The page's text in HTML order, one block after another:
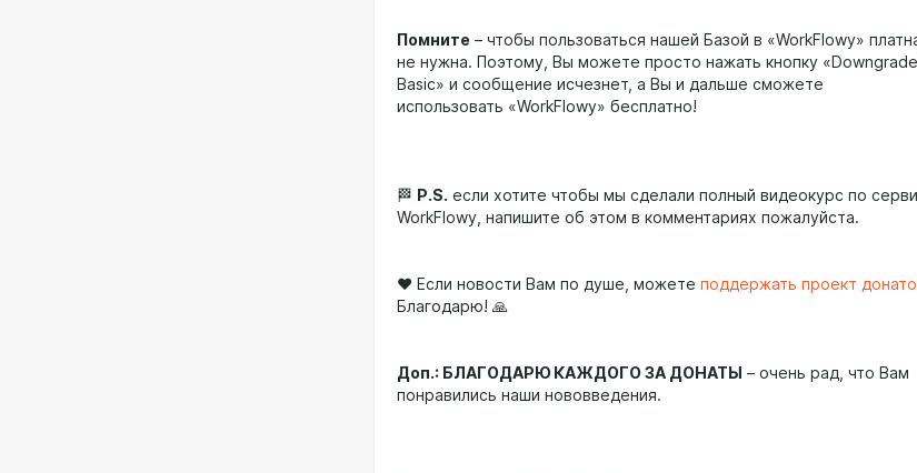
Помните – чтобы пользоваться нашей Базой в «WorkFlowy»
не нужна. Поэтому, Вы можете просто нажать кнопку
Basic» и сообщение исчезнет, а Вы и дальше сможете
использовать «WorkFlowy» бесплатно!
🏁 P.S. если хотите чтобы мы сделали полный видеокурс по
WorkFlowy, напишите об этом в комментариях пожалуйста.
❤️ Если новости Вам по душе, можете поддержать проект
Благодарю! 🙏
Доп.: БЛАГОДАРЮ КАЖДОГО ЗА ДОНАТЫ – очень рад, что Вам
понравились наши нововведения.